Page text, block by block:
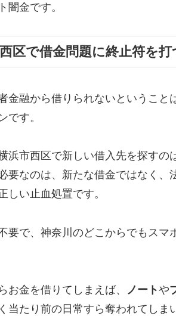
闇金です。
区で借金問題に終止符を打
金融から借りられないというこ
です。
浜市西区で新しい借入先を探すの
要なのは、新たな借金ではなく
しい止血処置です。
要で、神奈川のどこからでもス
お金を借りてしまえば、 ノートや
当たり前の日常すら奪われてしま